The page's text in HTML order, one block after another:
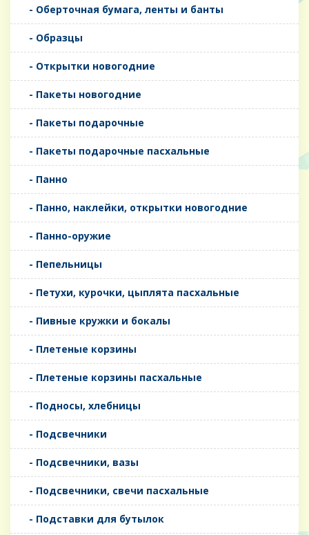
- Оберточная бумага, ленты и банты
- Образцы
- Открытки новогодние
- Пакеты новогодние
- Пакеты подарочные
- Пакеты подарочные пасхальные
- Панно
- Панно, наклейки, открытки новогодние
- Панно-оружие
- Пепельницы
- Петухи, курочки, цыплята пасхальные
- Пивные кружки и бокалы
- Плетеные корзины
- Плетеные корзины пасхальные
- Подносы, хлебницы
- Подсвечники
- Подсвечники, вазы
- Подсвечники, свечи пасхальные
- Подставки для бутылок